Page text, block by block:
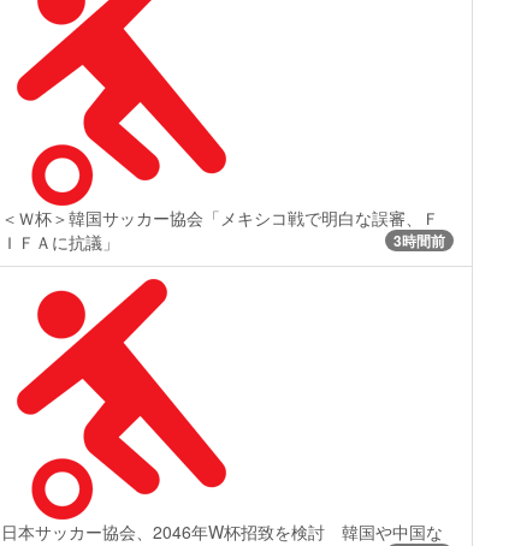
＜Ｗ杯＞韓国サッカー協会「メキシコ戦で明白な誤審、Ｆ
ＩＦＡに抗議」
3時間前
日本サッカー協会、2046年W杯招致を検討 韓国や中国な